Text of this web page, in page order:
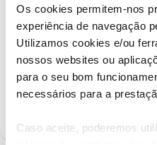
Os cookies permitem-nos
experiência de navegação
Utilizamos cookies e/ou
nossos websites ou
para o seu bom
necessários para a
Caso aceite, poderemos
Já respondemos à sua
Obrigada
Ajude a comunidade a
como "Melhor Resposta" e